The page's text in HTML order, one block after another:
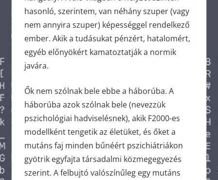
hasonló, szerintem, van néhány szuper (vagy
nem annyira szuper) képességgel rendelkező
ember. Akik a tudásukat pénzért, hatalomért,
egyéb előnyökért kamatoztatják a normik
javára.
Ők nem szólnak bele ebbe a háborúba. A
háborúba azok szólnak bele (nevezzük
pszichológiai hadviselésnek), akik F2000-es
modellként tengetik az életüket, és őket a
mutáns faj minden bűnéért pszichiátriákon
gyötrik egyfajta társadalmi közmegegyezés
szerint. A felbujtó valószínűleg egy mutáns